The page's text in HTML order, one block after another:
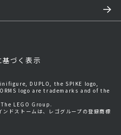
づく表示
DUPLO, the SPIKE logo,
logo are trademarks and of the
LEGO Group.
ドストームは、レゴグループの登録商標